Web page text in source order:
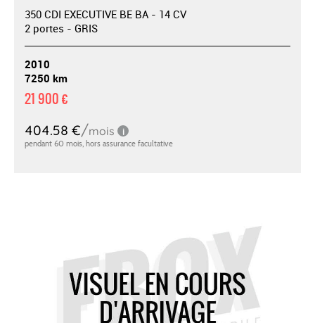
350 CDI EXECUTIVE BE BA - 14 CV
2 portes - GRIS
2010
7250 km
21 900 €